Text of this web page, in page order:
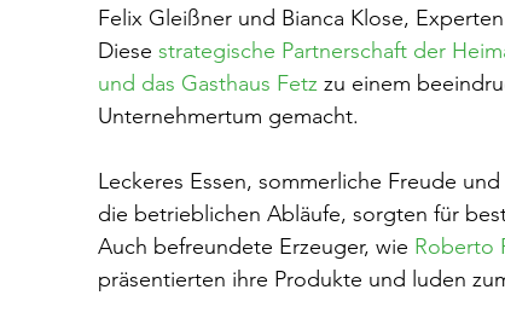
Felix Gleißner und Bianca Klose,
Diese strategische Partnerschaft der
und das Gasthaus Fetz zu einem
Unternehmertum gemacht.
Leckeres Essen, sommerliche Freude
die betrieblichen Abläufe, sorgten für
Auch befreundete Erzeuger, wie Roberto
präsentierten ihre Produkte und luden